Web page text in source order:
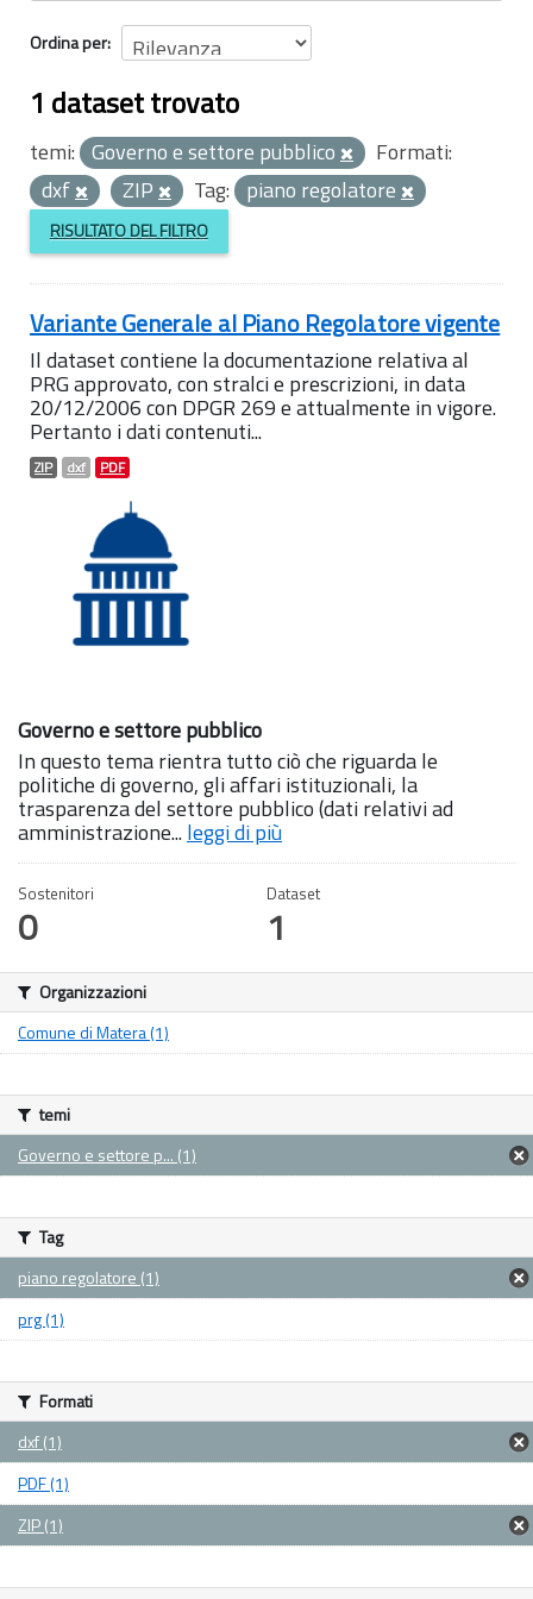
Ordina per
1 dataset trovato
temi: Governo e settore pubblico
Formati:
dxf
ZIP Tag: piano regolatore
RISULTATO DEL FILTRO
Variante Generale al Piano Regolatore vigente
Il dataset contiene la documentazione relativa al
PRG approvato, con stralci e prescrizioni, in data
20/12/2006 con DPGR 269 e attualmente in vigore.
Pertanto i dati contenuti...
ZIP dxf PDF
Governo e settore pubblico
In questo tema rientra tutto ciò che riguarda le
politiche di governo, gli affari istituzionali, la
trasparenza del settore pubblico (dati relativi ad
amministrazione...leggi di più
Sostenitori
0
Dataset
1
Organizzazioni
Comune di Matera (1)
temi
Governo e settore p... (1)
Tag
piano regolatore (1)
prg (1)
Formati
dxf (1)
PDF (1)
ZIP (1)